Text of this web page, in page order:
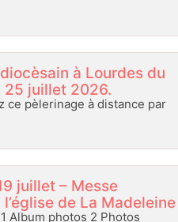
à Lourdes du
25 juillet 2026.
ce pèlerinage à distance par
juillet – Messe
de La Madeleine
Album photos 2 Photos